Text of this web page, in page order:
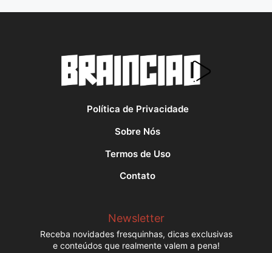
Política de Privacidade
Sobre Nós
Termos de Uso
Contato
Newsletter
Receba novidades fresquinhas, dicas exclusivas
e conteúdos que realmente valem a pena!